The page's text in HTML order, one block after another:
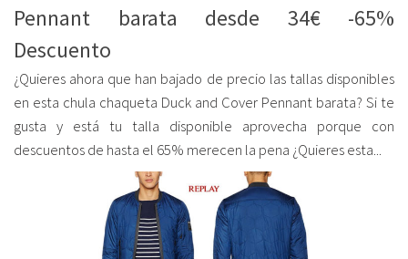
Pennant barata desde 34€ -65%
Descuento
¿Quieres ahora que han bajado de precio las tallas disponibles
en esta chula chaqueta Duck and Cover Pennant barata? Si te
gusta y está tu talla disponible aprovecha porque con
descuentos de hasta el 65% merecen la pena ¿Quieres esta...